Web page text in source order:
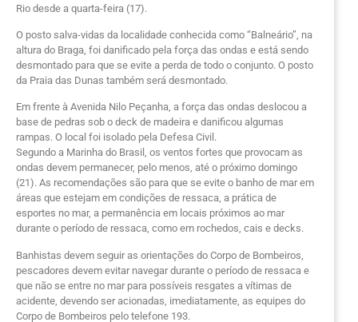
Rio desde a quarta-feira (17).
O posto salva-vidas da localidade conhecida como “Balneário”, na
altura do Braga, foi danificado pela força das ondas e está sendo
desmontado para que se evite a perda de todo o conjunto. O posto
da Praia das Dunas também será desmontado.
Em frente à Avenida Nilo Peçanha, a força das ondas deslocou a
base de pedras sob o deck de madeira e danificou algumas
rampas. O local foi isolado pela Defesa Civil.
Segundo a Marinha do Brasil, os ventos fortes que provocam as
ondas devem permanecer, pelo menos, até o próximo domingo
(21). As recomendações são para que se evite o banho de mar em
áreas que estejam em condições de ressaca, a prática de
esportes no mar, a permanência em locais próximos ao mar
durante o período de ressaca, como em rochedos, cais e decks.
Banhistas devem seguir as orientações do Corpo de Bombeiros,
pescadores devem evitar navegar durante o período de ressaca e
que não se entre no mar para possíveis resgates a vítimas de
acidente, devendo ser acionadas, imediatamente, as equipes do
Corpo de Bombeiros pelo telefone 193.